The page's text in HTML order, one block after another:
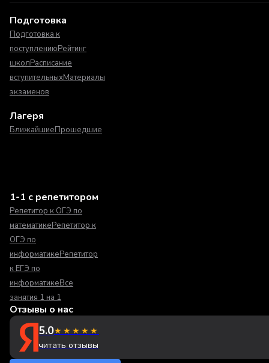
Подготовка
Подготовка к
поступлениюРейтинг
школРасписание
вступительныхМатериалы
экзаменов
Лагеря
БлижайшиеПрошедшие
1-1 с репетитором
Репетитор к ОГЭ по
математикеРепетитор к
ОГЭ по
информатикеРепетитор
к ЕГЭ по
информатикеВсе
занятия 1 на 1
Отзывы о нас
5.0★★★★★
читать отзывы